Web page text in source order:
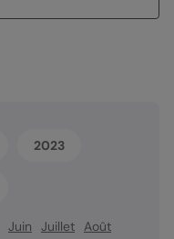
2023
Juin Juillet Août